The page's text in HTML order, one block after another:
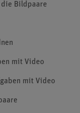
die Bildpaare
mit Video
mit Video